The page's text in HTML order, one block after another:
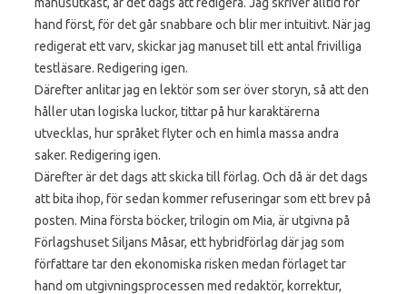
hand först, för det går snabbare och blir mer intuitivt. När jag
redigerat ett varv, skickar jag manuset till ett antal frivilliga
testläsare. Redigering igen.
Därefter anlitar jag en lektör som ser över storyn, så att den
håller utan logiska luckor, tittar på hur karaktärerna
utvecklas, hur språket flyter och en himla massa andra
saker. Redigering igen.
Därefter är det dags att skicka till förlag. Och då är det dags
att bita ihop, för sedan kommer refuseringar som ett brev på
posten. Mina första böcker, trilogin om Mia, är utgivna på
Förlagshuset Siljans Måsar, ett hybridförlag där jag som
författare tar den ekonomiska risken medan förlaget tar
hand om utgivningsprocessen med redaktör, korrektur,